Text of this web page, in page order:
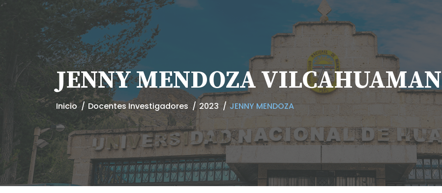
JENNY MENDOZA VILCAHUAMAN
Inicio Docentes Investigadores 2023 JENNY MENDOZA